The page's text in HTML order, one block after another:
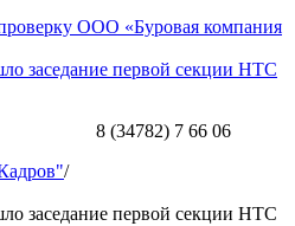
ООО «Буровая компания
заседание первой секции НТС
8 (34782) 7 66 06
/
заседание первой секции НТС